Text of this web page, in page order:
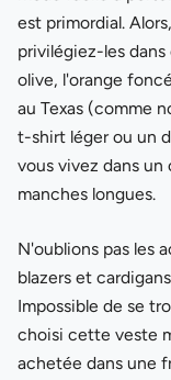
est primordial.
privilégiez-les
olive, l'orange
au Texas (comme
t-shirt léger ou un
vous vivez dans
manches longues.
N'oublions pas les
blazers et
Impossible de se
choisi cette veste
achetée dans une